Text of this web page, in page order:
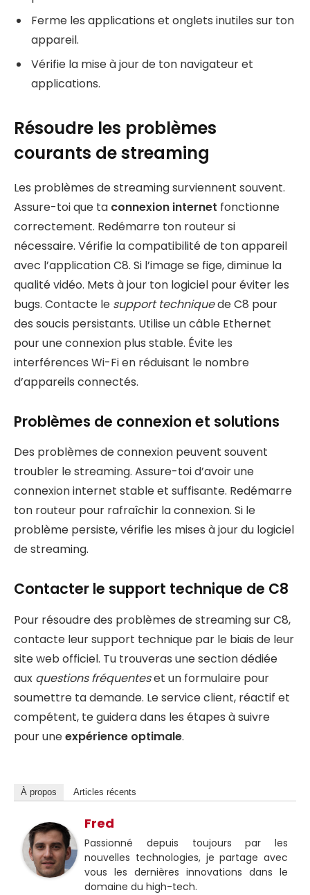
Ferme les applications et onglets inutiles sur ton
appareil.
Vérifie la mise à jour de ton navigateur et
applications.
Résoudre les problèmes
courants de streaming
Les problèmes de streaming surviennent souvent.
Assure-toi que ta connexion internet fonctionne
correctement. Redémarre ton routeur si
nécessaire. Vérifie la compatibilité de ton appareil
avec l’application C8. Si l’image se fige, diminue la
qualité vidéo. Mets à jour ton logiciel pour éviter les
bugs. Contacte le support techniquede C8 pour
des soucis persistants. Utilise un câble Ethernet
pour une connexion plus stable. Évite les
interférences Wi-Fi en réduisant le nombre
d’appareils connectés.
Problèmes de connexion et solutions
Des problèmes de connexion peuvent souvent
troubler le streaming. Assure-toi d’avoir une
connexion internet stable et suffisante. Redémarre
ton routeur pour rafraîchir la connexion. Si le
problème persiste, vérifie les mises à jour du logiciel
de streaming.
Contacter le support technique de C8
Pour résoudre des problèmes de streaming sur C8,
contacte leur support technique par le biais de leur
site web officiel. Tu trouveras une section dédiée
aux questions fréquenteset un formulaire pour
soumettre ta demande. Le service client, réactif et
compétent, te guidera dans les étapes à suivre
pour uneexpérience optimale.
À propos Articles récents
Fred
Passionné depuis toujours par les
nouvelles technologies, je partage avec
vous les dernières innovations dans le
domaine du high-tech.